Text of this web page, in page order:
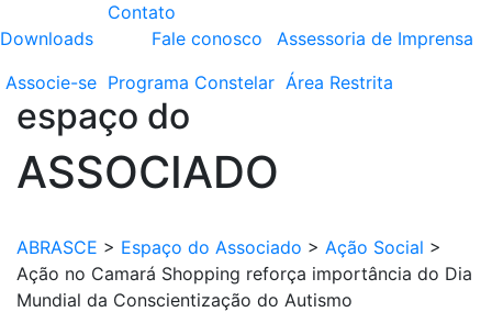
Downloads
Contato
Fale conosco
Assessoria de Imprensa
Associe-se Programa Constelar Área Restrita
espaço do
ASSOCIADO
ABRASCE > Espaço do Associado > Ação Social >
Ação no Camará Shopping reforça importância do Dia
Mundial da Conscientização do Autismo